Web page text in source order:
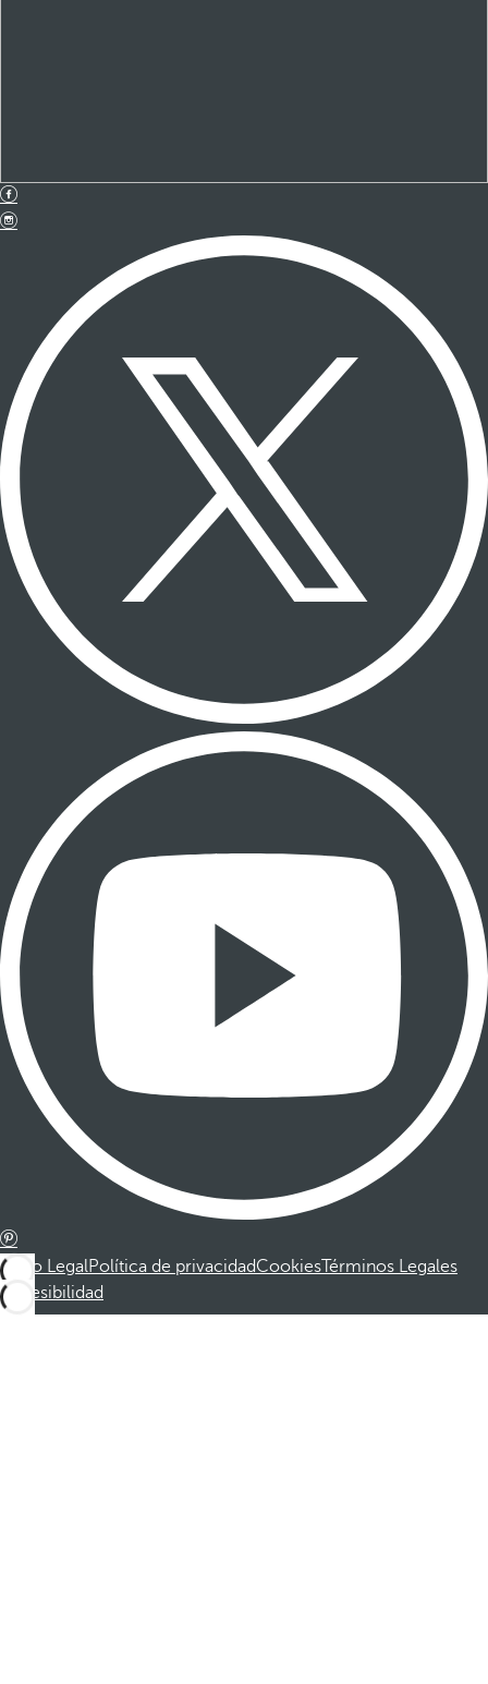
Aviso LegalPolítica de privacidadCookiesTérminos Legales
Accesibilidad